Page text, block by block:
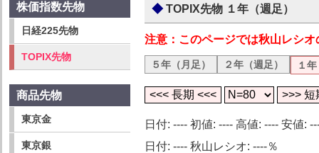
株価指数先物
日経225先物
TOPIX先物
商品先物
東京金
東京銀
TOPIX先物 １年（週足）
注意：このページでは秋山レシ
５年（月足） ２年（週足） １
日付: ---- 初値: ---- 高値: ---- 安値:
日付: ---- 秋山レシオ: ----％